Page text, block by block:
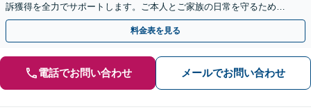
訴獲得を全力でサポートします。ご本人とご家族の日常を守るために
迅速に動きます。【東陽町駅3分】
料金表を見る
電話でお問い合わせ メールでお問い合わせ